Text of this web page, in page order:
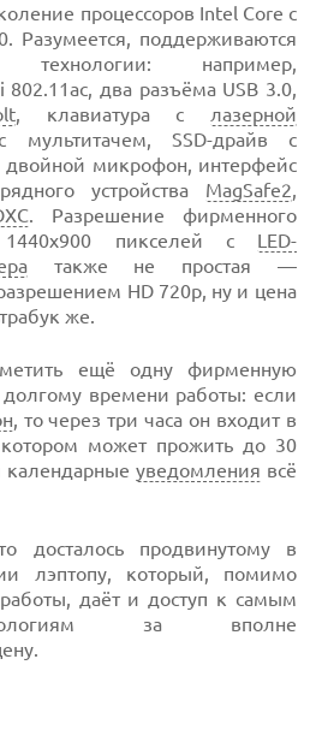
процессоров Intel Core с
Разумеется, поддерживаются
например,
802.11ac, два разъёма USB 3.0,
, клавиатура с
лазерной
мультитачем, SSD-драйв с
микрофон, интерфейс
устройства MagSafe2
. Разрешение фирменного
1440х900 пикселей с LED-
также не простая —
HD 720р, ну и цена
же.
ещё одну фирменную
времени работы: если
, то через три часа он входит в
может прожить до 30
календарные уведомления всё
досталось продвинутому в
лэптопу, который, помимо
даёт и доступ к самым
за вполне